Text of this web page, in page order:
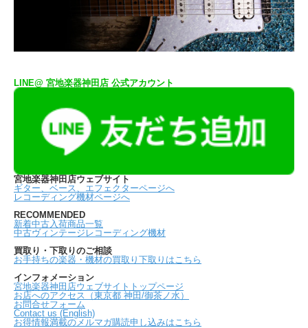
LINE@ 宮地楽器神田店 公式アカウント
宮地楽器神田店ウェブサイト
ギター、ベース、エフェクターページへ
レコーディング機材ページへ
RECOMMENDED
新着中古入荷商品一覧
中古ヴィンテージレコーディング機材
買取り・下取りのご相談
お手持ちの楽器・機材の買取り下取りはこちら
インフォメーション
宮地楽器神田店ウェブサイトトップページ
お店へのアクセス（東京都 神田/御茶ノ水）
お問合せフォーム
Contact us (English)
お得情報満載のメルマガ購読申し込みはこちら